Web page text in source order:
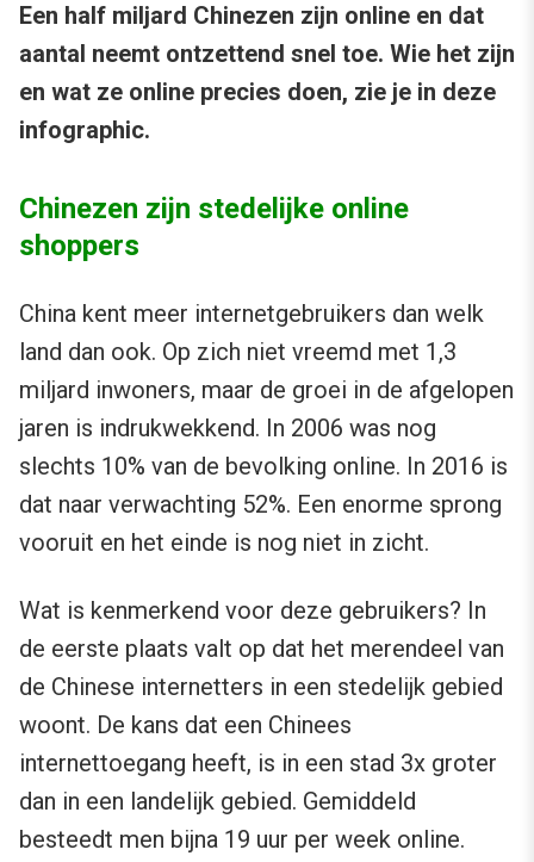
Een half miljard Chinezen zijn online en dat
aantal neemt ontzettend snel toe. Wie het zijn
en wat ze online precies doen, zie je in deze
infographic.
Chinezen zijn stedelijke online
shoppers
China kent meer internetgebruikers dan welk
land dan ook. Op zich niet vreemd met 1,3
miljard inwoners, maar de groei in de afgelopen
jaren is indrukwekkend. In 2006 was nog
slechts 10% van de bevolking online. In 2016 is
dat naar verwachting 52%. Een enorme sprong
vooruit en het einde is nog niet in zicht.
Wat is kenmerkend voor deze gebruikers? In
de eerste plaats valt op dat het merendeel van
de Chinese internetters in een stedelijk gebied
woont. De kans dat een Chinees
internettoegang heeft, is in een stad 3x groter
dan in een landelijk gebied. Gemiddeld
besteedt men bijna 19 uur per week online.